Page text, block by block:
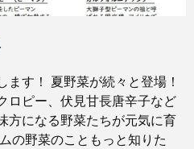
ます！ 夏野菜が続々と登場！
ロピー、伏見甘長唐辛子など
方になる野菜たちが元気に育
の野菜のこともっと知りた